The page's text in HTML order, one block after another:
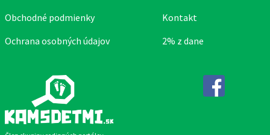
Obchodné podmienky
Ochrana osobných údajov
Kontakt
2% z dane